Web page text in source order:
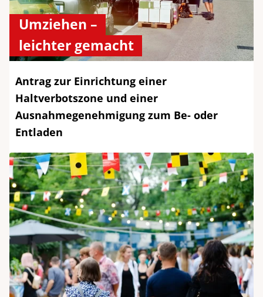
Umziehen –
leichter gemacht
Antrag zur Einrichtung einer
Haltverbotszone und einer
Ausnahmegenehmigung zum Be- oder
Entladen